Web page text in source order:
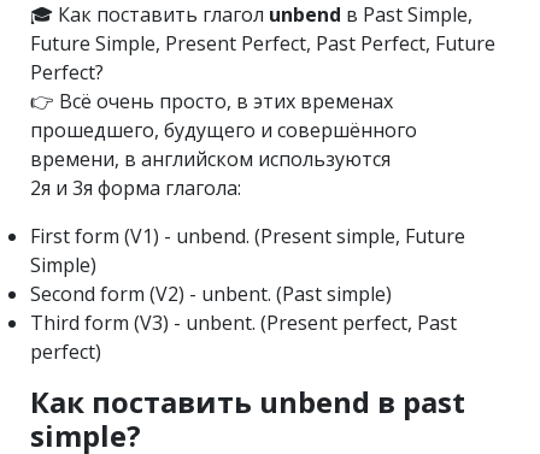
🎓 Как поставить глагол unbend в Past Simple,
Future Simple, Present Perfect, Past Perfect, Future
Perfect?
👉 Всё очень просто, в этих временах
прошедшего, будущего и совершённого
времени, в английском используются
2я и 3я форма глагола:
First form (V1) - unbend. (Present simple, Future
Simple)
Second form (V2) - unbent. (Past simple)
Third form (V3) - unbent. (Present perfect, Past
perfect)
Как поставить unbend в past
simple?